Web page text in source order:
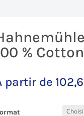
%
partir de